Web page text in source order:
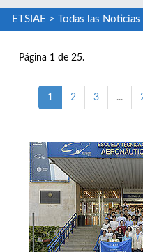
ETSIAE > Todas las Noticias
Página 1 de 25.
1 2 3 ...